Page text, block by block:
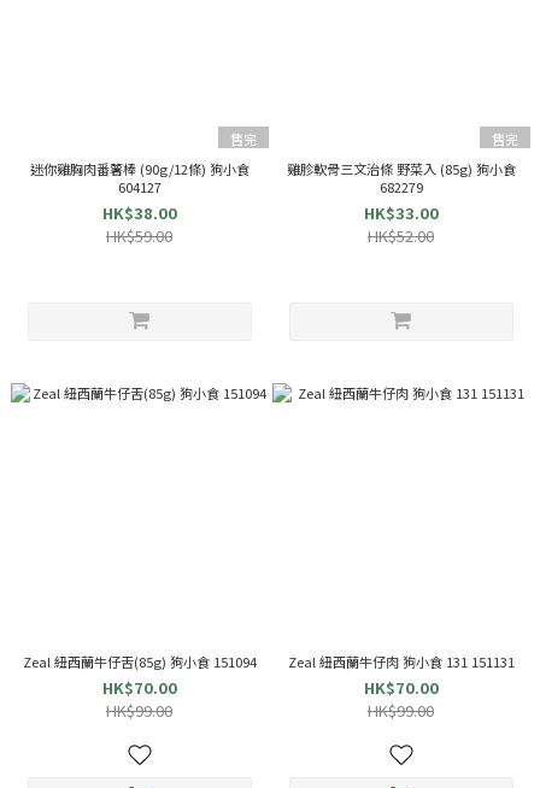
售完
迷你雞胸肉番薯棒 (90g/12條) 狗小食
604127
HK$38.00
HK$59.00
售完
雞胗軟骨三文治條 野菜入 (85g) 狗小食
682279
HK$33.00
HK$52.00
Zeal 紐西蘭牛仔舌(85g) 狗小食 151094
HK$70.00
HK$99.00
Zeal 紐西蘭牛仔肉 狗小食 131 151131
HK$70.00
HK$99.00